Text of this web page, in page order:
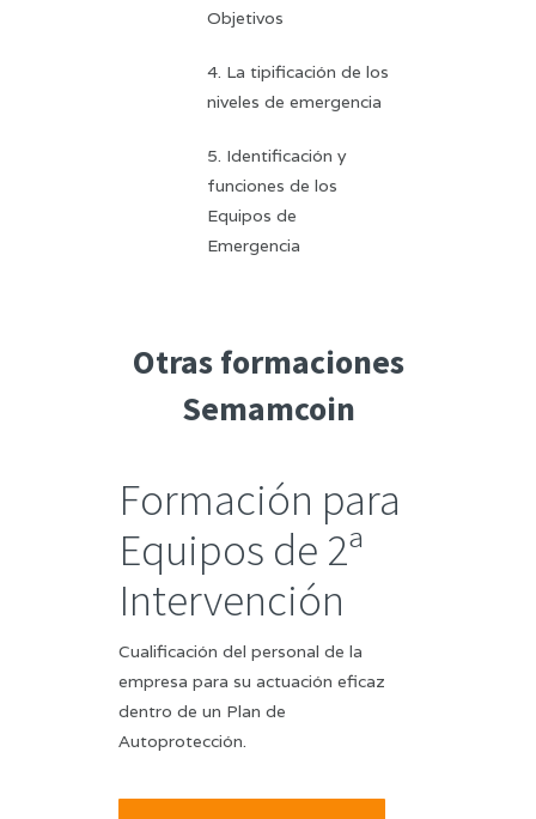
Objetivos
4. La tipificación de los
niveles de emergencia
5. Identificación y
funciones de los
Equipos de
Emergencia
Otras formaciones
Semamcoin
Formación para
Equipos de 2ª
Intervención
Cualificación del personal de la
empresa para su actuación eficaz
dentro de un Plan de
Autoprotección.